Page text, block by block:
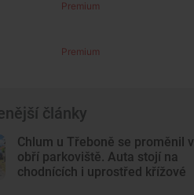
Premium
Premium
články
Chlum u Třeboně se proměnil v
obří parkoviště. Auta stojí na
chodnících i uprostřed křížové